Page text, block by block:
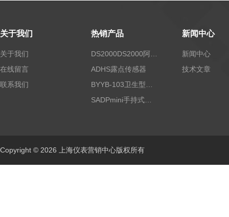
关于我们
关于我们
在线留言
联系我们
热销产品
ADHS露点传感器
新闻中心
新闻中心
技术文章
Copyright © 2026 上海仪表营销中心版权所有